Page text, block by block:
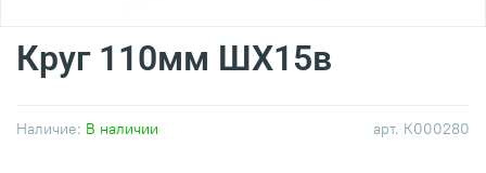
арт. К000280
Наличие: В наличии
Круг 110мм ШХ15в